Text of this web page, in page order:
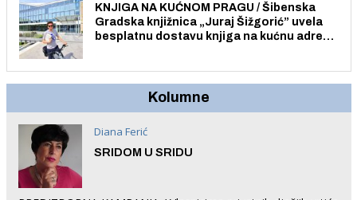
KNJIGA NA KUĆNOM PRAGU / Šibenska
Gradska knjižnica „Juraj Šižgorić” uvela
besplatnu dostavu knjiga na kućnu adresu
Kolumne
Diana Ferić
SRIDOM U SRIDU